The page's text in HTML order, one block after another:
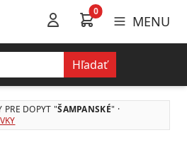
0
MENU
Hľadať
PRE DOPYT "ŠAMPANSKÉ" ·